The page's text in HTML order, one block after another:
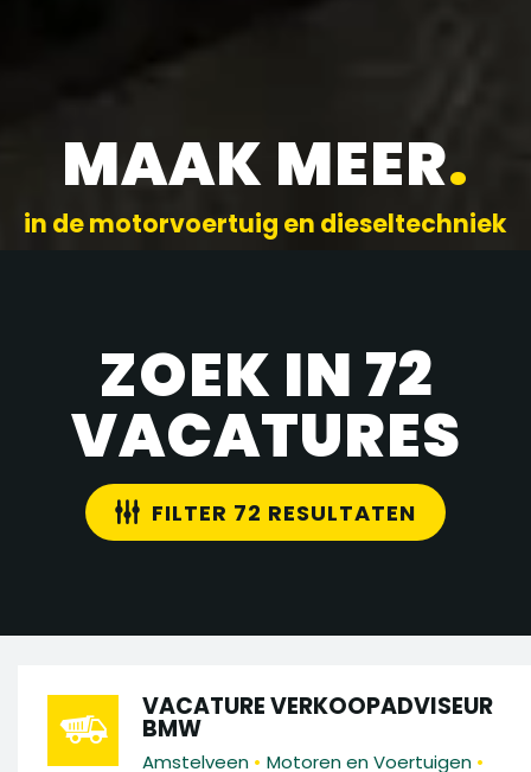
MAAK MEER.
in de motorvoertuig en dieseltechniek
ZOEK IN 72
VACATURES
FILTER 72 RESULTATEN
VACATURE VERKOOPADVISEUR
BMW
Amstelveen • Motoren en Voertuigen •